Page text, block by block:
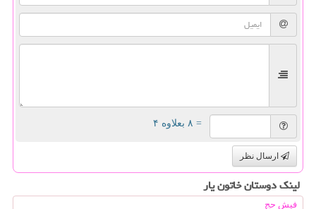
= ۸ بعلاوه ۴
ارسال نظر
لینک دوستان خاتون یار
فیش حج